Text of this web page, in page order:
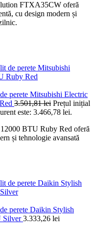
FTXA35CW oferă
cu design modern și
perete Mitsubishi Electric
3.501,81lei Prețul inițial
este: 3.466,78 lei.
BTU Ruby Red oferă
și tehnologie avansată
perete Daikin Stylish
Silver3.333,26 lei